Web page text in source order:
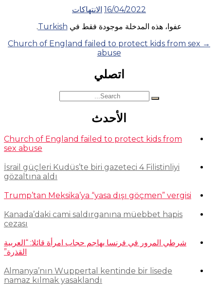
16/04/2022 الانتهاكات
عفوا، هذه المدخلة موجودة فقط في Turkish
.
Posts
→
Church of England failed to protect kids from sex
abuse
اتصلي
Search
for:
الأحدث
Church of England failed to protect kids from
sex abuse
İsrail güçleri Kudüs’te biri gazeteci 4 Filistinliyi
gözaltına aldı
Trump’tan Meksika’ya “yasa dışı göçmen” vergisi
Kanada’daki cami saldırganına müebbet hapis
cezası
شرطي المرور في فرنسا يهاجم حجاب امرأة قائلا: “العربية
القذرة”
Almanya’nın Wuppertal kentinde bir lisede
namaz kılmak yasaklandı